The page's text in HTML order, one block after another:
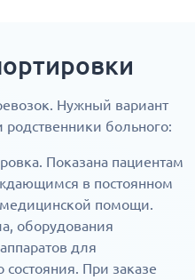
Нужный вариант
больного:
Показана пациентам
в постоянном
помощи.
оборудования
для
состояния. При заказе